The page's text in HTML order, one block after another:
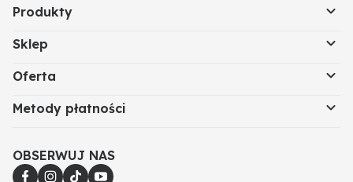
Produkty
Sklep
Oferta
Metody płatności
OBSERWUJ NAS